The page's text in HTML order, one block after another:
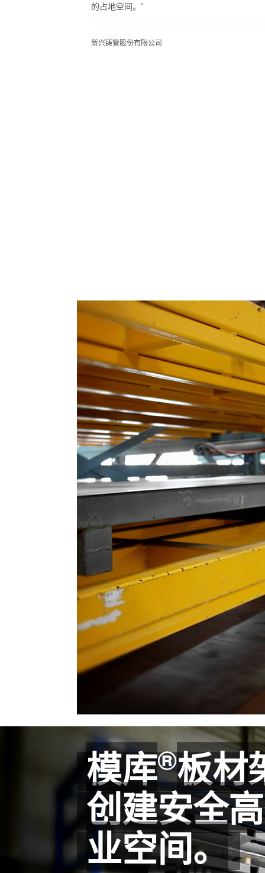
的占地空间。”
新兴铸管股份有限公司
模库®板材
创建安全
业空间。